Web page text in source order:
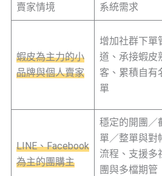
賣家情境 系統需求
蝦皮為主力的小
品牌與個人賣家
增加社群下單
道、承接蝦皮
客、累積自有
單
LINE、Facebook
為主的團購主
穩定的開團／
單／整單與對
流程、支援多
團與多檔期管